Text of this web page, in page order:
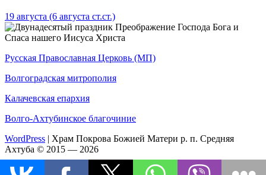
19 августа (6 августа ст.ст.)
Преображение Господа Бога и
Спаса нашего Иисуса Христа
Русская Православная Церковь (МП)
Волгоградская митрополия
Калачевская епархия
Волго-Ахтубинское благочиние
WordPress | Храм Покрова Божией Матери р. п. Средняя
Ахтуба © 2015 — 2026